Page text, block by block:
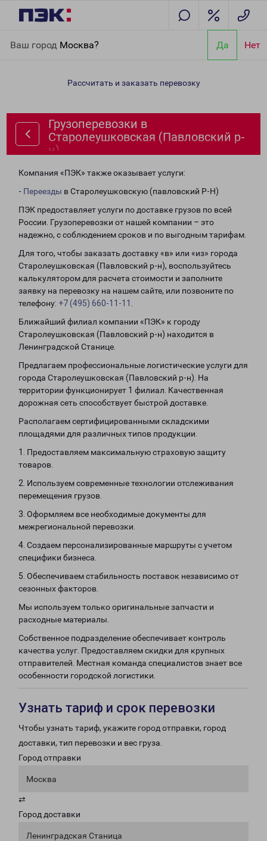
Ваш город Москва? Да Нет
(Павловский р-н)
Рассчитать и заказать перевозку
Грузоперевозки в
Старолеушковская (Павловский р-
н)
Компания «ПЭК» также оказывает услуги:
- Переезды в Старолеушковскую (павловский Р-Н)
ПЭК предоставляет услуги по доставке грузов по всей
России. Грузоперевозки от нашей компании – это
надежно, с соблюдением сроков и по выгодным тарифам.
Для того, чтобы заказать доставку «в» или «из» города
Старолеушковская (Павловский р-н), воспользуйтесь
калькулятором для расчета стоимости и заполните
заявку на перевозку на нашем сайте, или позвоните по
телефону: +7 (495) 660-11-11
Ближайший филиал компании «ПЭК» к городу
Старолеушковская (Павловский р-н) находится в
Ленинградской Станице.
Предлагаем профессиональные логистические услуги для
города Старолеушковская (Павловский р-н). На
территории функционирует 1 филиал. Качественная
дорожная сеть способствует быстрой доставке.
Располагаем сертифицированными складскими
площадями для различных типов продукции.
1. Предоставляем максимальную страховую защиту
товаров.
2. Используем современные технологии отслеживания
перемещения грузов.
3. Оформляем все необходимые документы для
межрегиональной перевозки.
4. Создаем персонализированные маршруты с учетом
специфики бизнеса.
5. Обеспечиваем стабильность поставок независимо от
сезонных факторов.
Мы используем только оригинальные запчасти и
расходные материалы.
Собственное подразделение обеспечивает контроль
качества услуг. Предоставляем скидки для крупных
отправителей. Местная команда специалистов знает все
особенности городской логистики.
Узнать тариф и срок перевозки
Чтобы узнать тариф, укажите город отправки, город
доставки, тип перевозки и вес груза.
Город отправки
Москва
⇄
Город доставки
Ленинградская Станица